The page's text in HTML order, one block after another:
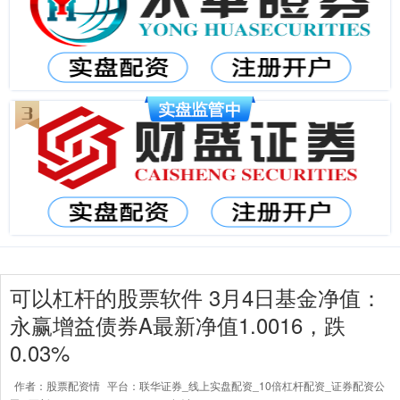
可以杠杆的股票软件 3月4日基金净值：
永赢增益债券A最新净值1.0016，跌
0.03%
作者：股票配资情 平台：联华证券_线上实盘配资_10倍杠杆配资_证券配资公